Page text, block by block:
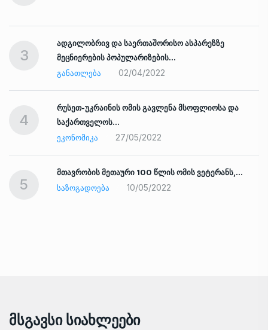
3
ადგილობრივ და საერთაშორისო ასპარეზზე
მეცნიერების პოპულარიზების…
ᲒᲐᲜᲐᲗᲚᲔᲑᲐ
02/04/2022
4
რუსეთ-უკრაინის ომის გავლენა მსოფლიოსა და
საქართველოს…
ᲔᲙᲝᲜᲝᲛᲘᲙᲐ
27/05/2022
5
მთავრობის მეთაური 100 წლის ომის ვეტერანს,…
ᲡᲐᲖᲝᲒᲐᲓᲝᲔᲑᲐ
10/05/2022
Მსგავსი Სიახლეები